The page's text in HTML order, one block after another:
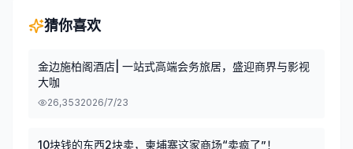
猜你喜欢
金边施柏阁酒店| 一站式高端会务旅居，盛迎商界与影视
大咖
26,3532026/7/23
10块钱的东西2块卖，柬埔寨这家商场“卖疯了”！